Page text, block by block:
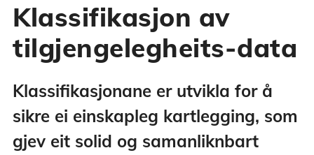
Klassifikasjon av
tilgjengelegheits-data
Klassifikasjonane er utvikla for å
sikre ei einskapleg kartlegging, som
gjev eit solid og samanliknbart